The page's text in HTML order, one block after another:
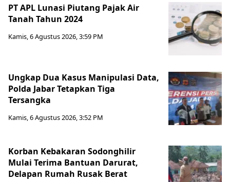
PT APL Lunasi Piutang Pajak Air
Tanah Tahun 2024
Kamis, 6 Agustus 2026, 3:59 PM
Ungkap Dua Kasus Manipulasi Data,
Polda Jabar Tetapkan Tiga
Tersangka
Kamis, 6 Agustus 2026, 3:52 PM
Korban Kebakaran Sodonghilir
Mulai Terima Bantuan Darurat,
Delapan Rumah Rusak Berat